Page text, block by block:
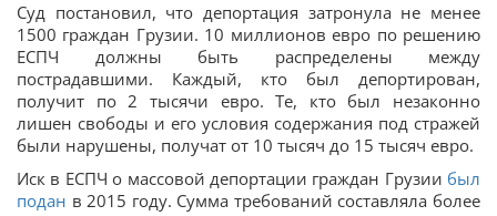
Суд постановил, что депортация затронула не менее
1500 граждан Грузии. 10 миллионов евро по решению
ЕСПЧ должны быть распределены между
пострадавшими. Каждый, кто был депортирован,
получит по 2 тысячи евро. Те, кто был незаконно
лишен свободы и его условия содержания под стражей
были нарушены, получат от 10 тысяч до 15 тысяч евро.
Иск в ЕСПЧ о массовой депортации граждан Грузии был
подан в 2015 году. Сумма требований составляла более